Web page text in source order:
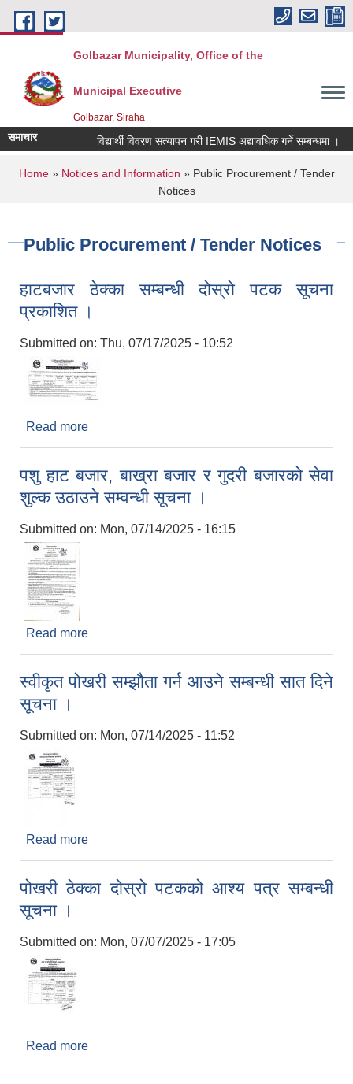
Skip to main content
Golbazar Municipality, Office of the
Municipal Executive
Golbazar, Siraha
समाचार विद्यार्थी विवरण सत्यापन गरी IEMIS अद्यावधिक गर्ने सम्बन्धमा ।
You are here
Home» Notices and Information » Public Procurement / Tender
Notices
Public Procurement / Tender Notices
हाटबजार ठेक्का सम्बन्धी दोस्रो पटक सूचना
प्रकाशित ।
Submitted on: Thu, 07/17/2025 - 10:52
Read more
पशु हाट बजार, बाख्रा बजार र गुदरी बजारको सेवा
शुल्क उठाउने सम्वन्धी सूचना ।
Submitted on: Mon, 07/14/2025 - 16:15
Read more
स्वीकृत पोखरी सम्झौता गर्न आउने सम्बन्धी सात दिने
सूचना ।
Submitted on: Mon, 07/14/2025 - 11:52
Read more
पोखरी ठेक्का दोस्रो पटकको आश्य पत्र सम्बन्धी
सूचना ।
Submitted on: Mon, 07/07/2025 - 17:05
Read more